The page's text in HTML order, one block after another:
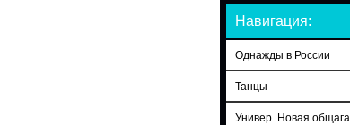
Навигация:
Однажды в России
Танцы
Универ. Новая общага